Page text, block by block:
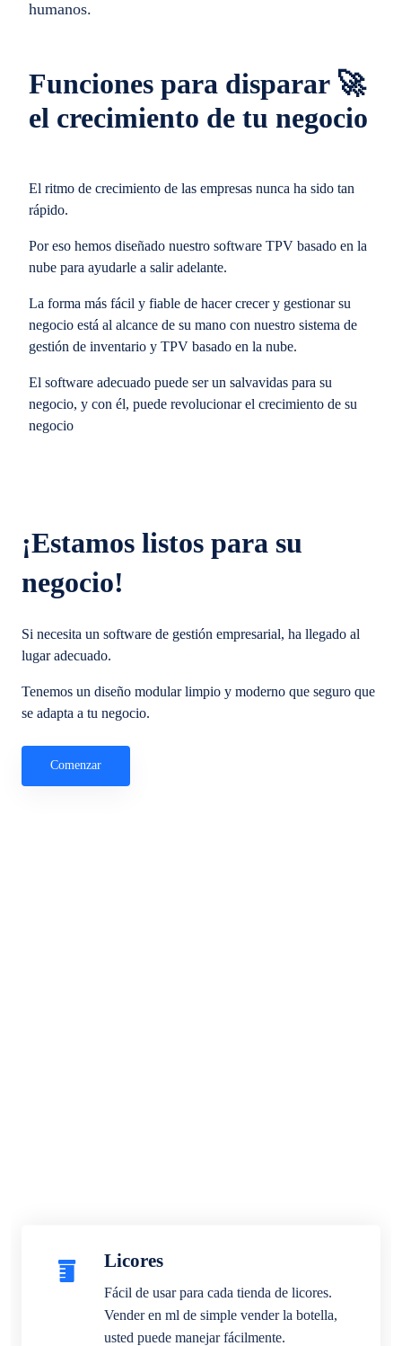
Funciones para disparar 🚀
el crecimiento de tu negocio
El ritmo de crecimiento de las empresas nunca ha sido tan
rápido.
Por eso hemos diseñado nuestro software TPV basado en la
nube para ayudarle a salir adelante.
La forma más fácil y fiable de hacer crecer y gestionar su
negocio está al alcance de su mano con nuestro sistema de
gestión de inventario y TPV basado en la nube.
El software adecuado puede ser un salvavidas para su
negocio, y con él, puede revolucionar el crecimiento de su
negocio
humanos.
¡Estamos listos para su
negocio!
Si necesita un software de gestión empresarial, ha llegado al
lugar adecuado.
Tenemos un diseño modular limpio y moderno que seguro que
se adapta a tu negocio.
Comenzar
Licores
Fácil de usar para cada tienda de licores.
Vender en ml de simple vender la botella,
usted puede manejar fácilmente.